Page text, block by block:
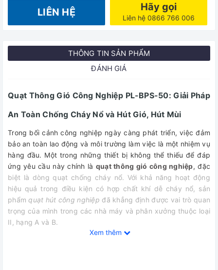
LIÊN HỆ Hãy gọi
Liên hệ 0866 766 006
THÔNG TIN SẢN PHẨM
ĐÁNH GIÁ
Quạt Thông Gió Công Nghiệp PL-BPS-50: Giải Pháp
An Toàn Chống Cháy Nổ và Hút Gió, Hút Mùi
Trong bối cảnh công nghiệp ngày càng phát triển, việc đảm
bảo an toàn lao động và môi trường làm việc là một nhiệm vụ
hàng đầu. Một trong những thiết bị không thể thiếu để đáp
ứng yêu cầu này chính là quạt thông gió công nghiệp, đặc
biệt là dòng quạt chống cháy nổ. Với khả năng hoạt động
hiệu quả trong điều kiện có hợp chất khí dễ cháy nổ, sản
phẩmquạt hút công nghiệp đã khẳng định được vai trò quan
trọng của mình trong các nhà máy và phân xưởng thuộc loại
II, hạng A và B.
Xem thêm